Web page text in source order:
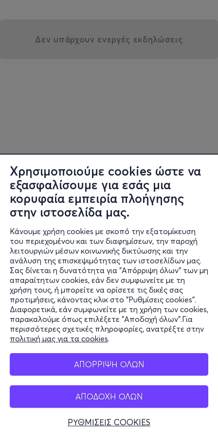
Χρησιμοποιούμε cookies ώστε να
εξασφαλίσουμε για εσάς μια
κορυφαία εμπειρία πλοήγησης
στην ιστοσελίδα μας.
Κάνουμε χρήση cookies με σκοπό την εξατομίκευση
του περιεχομένου και των διαφημίσεων, την παροχή
λειτουργιών μέσων κοινωνικής δικτύωσης και την
ανάλυση της επισκεψιμότητας των ιστοσελίδων μας.
Σας δίνεται η δυνατότητα για "Απόρριψη όλων" των μη
απαραίτητων cookies, εάν δεν συμφωνείτε με τη
χρήση τους, ή μπορείτε να ορίσετε τις δικές σας
προτιμήσεις, κάνοντας κλικ στο "Ρυθμίσεις cookies".
Διαφορετικά, εάν συμφωνείτε με τη χρήση των cookies,
παρακαλούμε όπως επιλέξετε "Αποδοχή όλων".Για
περισσότερες σχετικές πληροφορίες, ανατρέξτε στην
πολιτική μας για τα cookies.
ΑΠΟΡΡΙΨΗ ΟΛΩΝ
ΑΠΟΔΟΧΗ ΟΛΩΝ
ΡΥΘΜΙΣΕΙΣ COOKIES
Δεν υπάρχουν ενεργές εκδηλώσεις